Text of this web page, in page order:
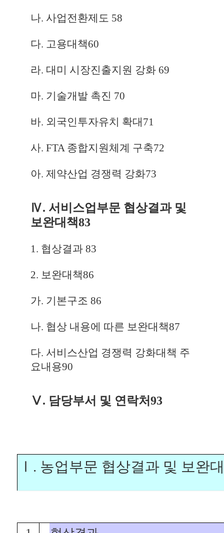
나. 사업전환제도 58
다. 고용대책60
라. 대미 시장진출지원 강화 69
마. 기술개발 촉진 70
바. 외국인투자유치 확대71
사. FTA 종합지원체계 구축72
아. 제약산업 경쟁력 강화73
Ⅳ. 서비스업부문 협상결과 및
보완대책83
1. 협상결과83
2. 보완대책86
가. 기본구조86
나. 협상 내용에 따른 보완대책87
다. 서비스산업 경쟁력 강화대책 주
요내용90
Ⅴ. 담당부서 및 연락처93
Ⅰ. 농업부문 협상결과 및 보완